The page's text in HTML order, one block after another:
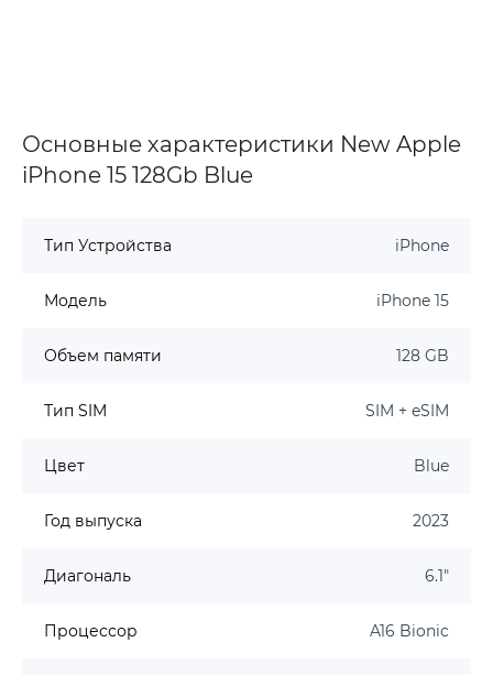
Основные характеристики New Apple
iPhone 15 128Gb Blue
Тип Устройства iPhone
Модель iPhone 15
Объем памяти 128 GB
Тип SIM SIM + eSIM
Цвет Blue
Год выпуска 2023
Диагональ 6.1"
Процессор A16 Bionic